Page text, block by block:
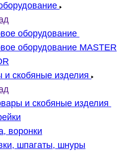
оборудование
оборудование MASTER
и скобяные изделия
и скобяные изделия
воронки
шпагаты, шнуры